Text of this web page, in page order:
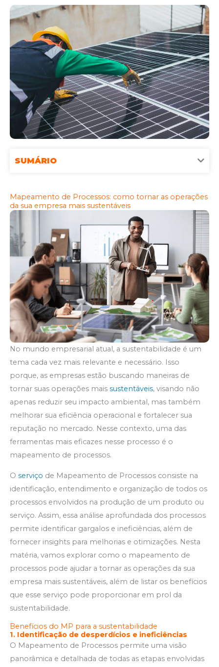
SUMÁRIO
Mapeamento de Processos: como tornar as operações
da sua empresa mais sustentáveis
No mundo empresarial atual, a sustentabilidade é um
tema cada vez mais relevante e necessário. Isso
porque, as empresas estão buscando maneiras de
tornar suas operações mais sustentáveis, visando não
apenas reduzir seu impacto ambiental, mas também
melhorar sua eficiência operacional e fortalecer sua
reputação no mercado. Nesse contexto, uma das
ferramentas mais eficazes nesse processo é o
mapeamento de processos.
O serviço de Mapeamento de Processos consiste na
identificação, entendimento e organização de todos os
processos envolvidos na produção de um produto ou
serviço. Assim, essa análise aprofundada dos processos
permite identificar gargalos e ineficiências, além de
fornecer insights para melhorias e otimizações. Nesta
matéria, vamos explorar como o mapeamento de
processos pode ajudar a tornar as operações da sua
empresa mais sustentáveis, além de listar os benefícios
que esse serviço pode proporcionar em prol da
sustentabilidade.
Benefícios do MP para a sustentabilidade
1. Identificação de desperdícios e ineficiências
O Mapeamento de Processos permite uma visão
panorâmica e detalhada de todas as etapas envolvidas